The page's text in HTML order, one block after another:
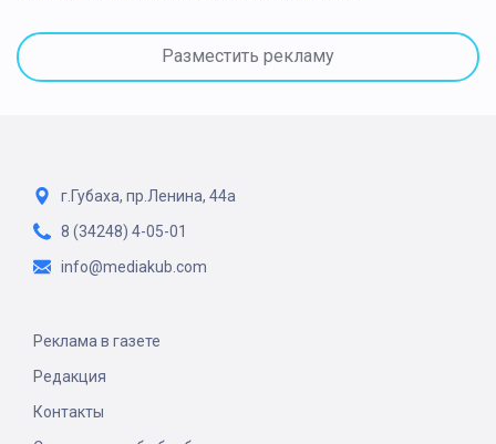
Разместить рекламу
г.Губаха, пр.Ленина, 44а
8 (34248) 4-05-01
info@mediakub.com
Реклама в газете
Редакция
Контакты